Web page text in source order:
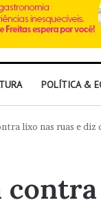
POLÍTICA &
lixo nas ruas e diz